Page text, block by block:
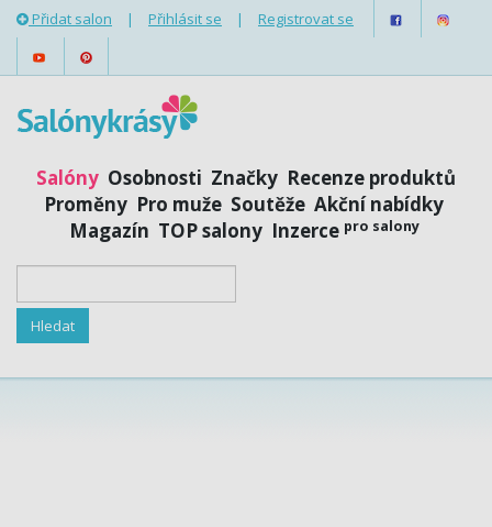
Přidat salon | Přihlásit se | Registrovat se
Salóny Osobnosti Značky Recenze produktů
Proměny Pro muže Soutěže Akční nabídky
Magazín TOP salony Inzerce pro salony